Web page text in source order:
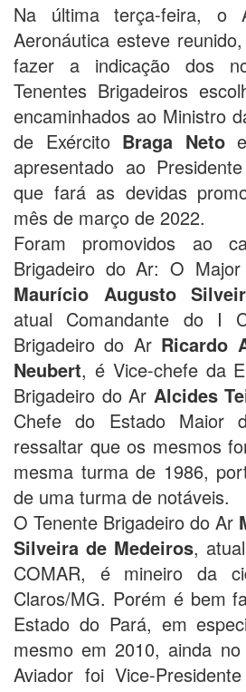
Na última terça-feira, o
Aeronáutica esteve
fazer a indicação dos
Tenentes Brigadeiros
encaminhados ao Ministro
de Exército Braga Neto
apresentado ao Presidente
que fará as devidas
mês de março de 2022.
Foram promovidos ao
Brigadeiro do Ar: O
Maurício Augusto
atual Comandante do I
Brigadeiro do Ar Ricardo
Neubert, é Vice-chefe da
Brigadeiro do Ar Alcides
Chefe do Estado Maior
ressaltar que os mesmos
mesma turma de 1986,
de uma turma de notáveis.
O Tenente Brigadeiro do Ar
Silveira de Medeiros,
COMAR, é mineiro da
Claros/MG. Porém é bem
Estado do Pará, em
mesmo em 2010, ainda
Aviador foi Vice-